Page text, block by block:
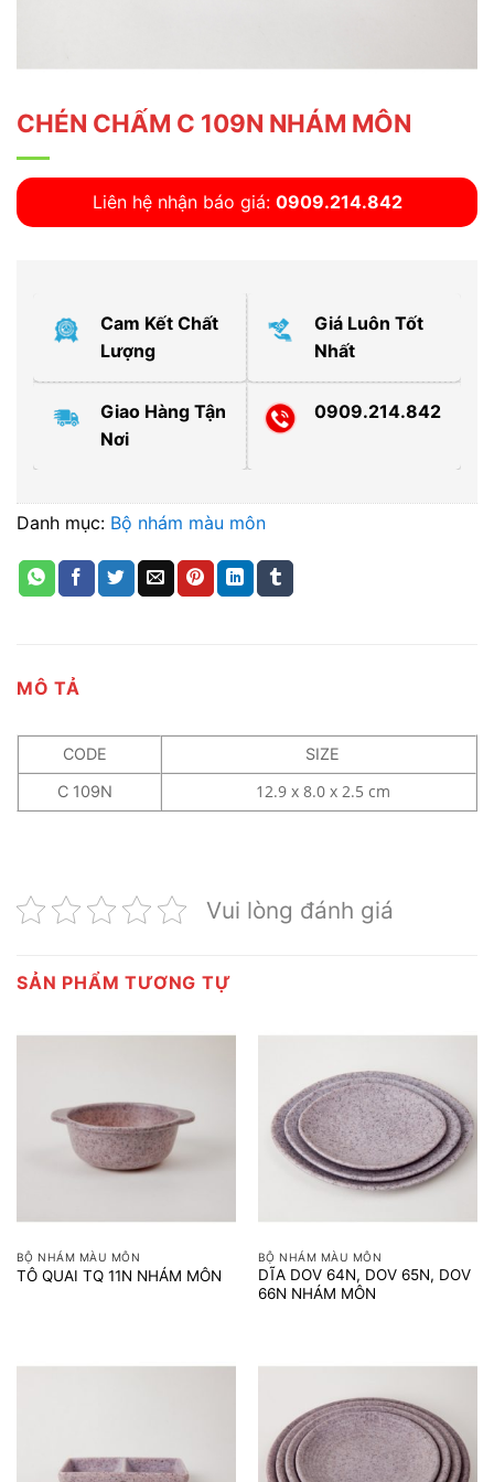
CHÉN CHẤM C 109N NHÁM MÔN
Liên hệ nhận báo giá: 0909.214.842
Cam Kết Chất
Lượng
Giá Luôn Tốt
Nhất
Giao Hàng Tận
Nơi
0909.214.842
Danh mục: Bộ nhám màu môn
MÔ TẢ
CODE
SIZE
C 109N
12.9 x 8.0 x 2.5 cm
Vui lòng đánh giá
SẢN PHẨM TƯƠNG TỰ
BỘ NHÁM MÀU MÔN
TÔ QUAI TQ 11N NHÁM MÔN
BỘ NHÁM MÀU MÔN
DĨA DOV 64N, DOV 65N, DOV
66N NHÁM MÔN